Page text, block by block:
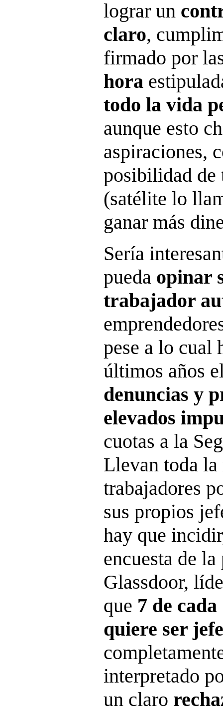
lograr un
claro,
firmado por
hora
todo la vida
aunque esto
aspiraciones,
posibilidad de
(satélite lo
ganar más
Sería
pueda opinar
trabajador
pese a lo cual
últimos años
denuncias y
elevados
cuotas a la
Llevan toda
trabajadores
sus propios
hay que
encuesta de
Glassdoor,
que 7 de
quiere ser jefe
interpretado
un claro